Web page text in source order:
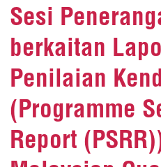
Sesi
berkaitan
Penilaian
(Programme
Report